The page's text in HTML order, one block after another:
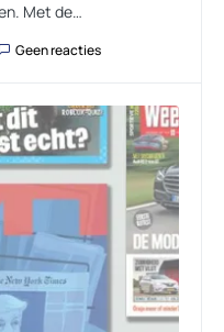
Met de…
Geen reacties